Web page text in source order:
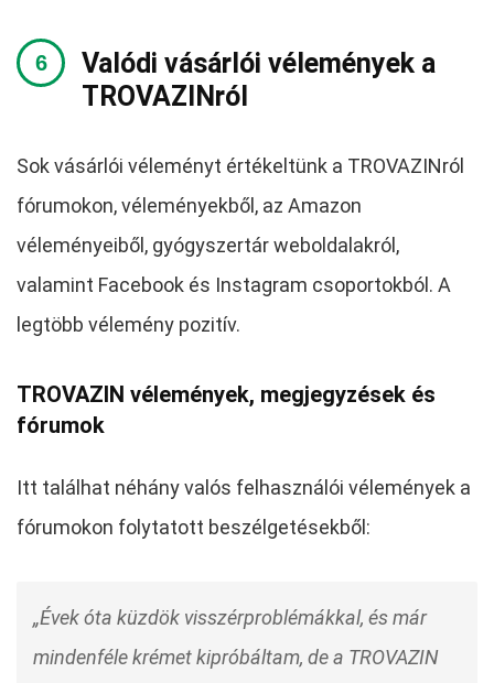
Valódi vásárlói vélemények a
TROVAZINról
Sok vásárlói véleményt értékeltünk a TROVAZINról
fórumokon, véleményekből, az Amazon
véleményeiből, gyógyszertár weboldalakról,
valamint Facebook és Instagram csoportokból. A
legtöbb vélemény pozitív.
TROVAZIN vélemények, megjegyzések és
fórumok
Itt találhat néhány valós felhasználói vélemények a
fórumokon folytatott beszélgetésekből:
„Évek óta küzdök visszérproblémákkal, és már
mindenféle krémet kipróbáltam, de a TROVAZIN